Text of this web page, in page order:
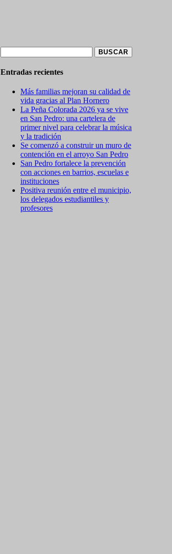
Entradas recientes
Más familias mejoran su calidad de
vida gracias al Plan Hornero
La Peña Colorada 2026 ya se vive
en San Pedro: una cartelera de
primer nivel para celebrar la música
y la tradición
Se comenzó a construir un muro de
contención en el arroyo San Pedro
San Pedro fortalece la prevención
con acciones en barrios, escuelas e
instituciones
Positiva reunión entre el municipio,
los delegados estudiantiles y
profesores